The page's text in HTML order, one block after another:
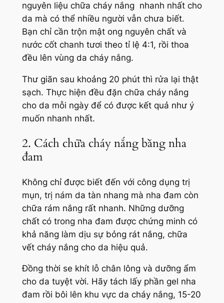
nguyên liệu chữa cháy nắng nhanh nhất cho
da mà có thể nhiều người vẫn chưa biết.
Bạn chỉ cần trộn mật ong nguyên chất và
nước cốt chanh tươi theo tỉ lệ 4:1, rồi thoa
đều lên vùng da cháy nắng.
Thư giãn sau khoảng 20 phút thì rửa lại thật
sạch. Thực hiện đều đặn chữa cháy nắng
cho da mỗi ngày để có được kết quả như ý
muốn nhanh nhất.
2. Cách chữa cháy nắng bằng nha
đam
Không chỉ được biết đến với công dụng trị
mụn, trị nám da tàn nhang mà nha đam còn
chữa rám nắng rất nhanh. Những dưỡng
chất có trong nha đam được chứng minh có
khả năng làm dịu sự bỏng rát nắng, chữa
vết cháy nắng cho da hiệu quả.
Đồng thời se khít lỗ chân lông và dưỡng ẩm
cho da tuyệt vời. Hãy tách lấy phần gel nha
đam rồi bôi lên khu vực da cháy nắng, 15-20